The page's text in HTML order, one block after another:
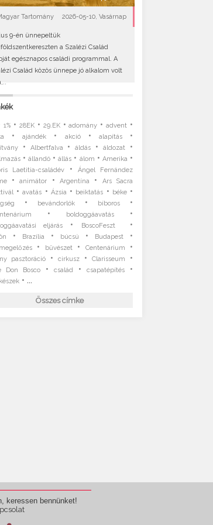
Tartomány 2026-05-10, Vasárnap
9-én ünnepeltük
a Szalézi Család
egésznapos családi programmal. A
Család közös ünnepe jó alkalom volt
1% • 28EK • 29.EK•adomány •advent •
•ajándék • akció• alapítás•
• Albertfalva •áldás •áldozat •
•állandó •állás • álom • Amerika •
Laetitia-családév•
Ángel Fernández
•animátor •Argentína •
Ars Sacra
•avatás • Ázsia • beiktatás • béke•
• bevándorlók• bíboros •
• boldoggáavatás•
eljárás • BoscoFeszt •
• Brazília • búcsú • Budapest •
• bűvészet • Centenárium •
pasztoráció• cirkusz•Clarisseum •
Don Bosco• család •csapatépítés •
• ...
Összes címke
keressen bennünket!